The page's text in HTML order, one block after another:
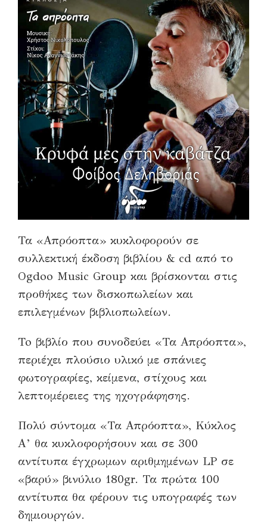
Τα «Απρόοπτα» κυκλοφορούν σε
συλλεκτική έκδοση βιβλίου & cd από το
Ogdoo Music Group και βρίσκονται στις
προθήκες των δισκοπωλείων και
επιλεγμένων βιβλιοπωλείων.
To βιβλίο που συνοδεύει «Τα Απρόοπτα»,
περιέχει πλούσιο υλικό με σπάνιες
φωτογραφίες, κείμενα, στίχους και
λεπτομέρειες της ηχογράφησης.
Πολύ σύντομα «Τα Απρόοπτα», Κύκλος
Α’ θα κυκλοφορήσουν και σε 300
αντίτυπα έγχρωμων αριθμημένων LP σε
«βαρύ» βινύλιο 180gr. Τα πρώτα 100
αντίτυπα θα φέρουν τις υπογραφές των
δημιουργών.